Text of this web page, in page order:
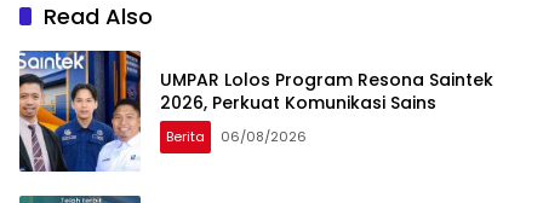
Read Also
UMPAR Lolos Program Resona Saintek
2026, Perkuat Komunikasi Sains
Berita 06/08/2026